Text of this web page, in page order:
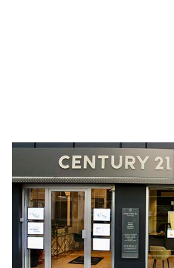
CENTURY 21
9 rue de
GRENOBLE -
Envoyer un